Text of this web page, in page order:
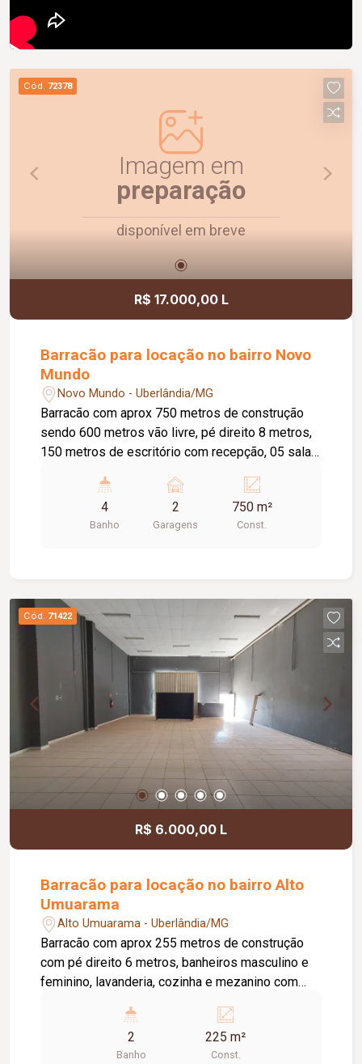
Cód. 72378
Imagem em
preparação
disponível em breve
R$ 17.000,00 L
Barracão para locação no bairro Novo
Mundo
Novo Mundo - Uberlândia/MG
Barracão com aprox 750 metros de construção
sendo 600 metros vão livre, pé direito 8 metros,
150 metros de escritório com recepção, 05 salas,
4
Banho
2
Garagens
750 m²
Const.
Cód. 71422
R$ 6.000,00 L
Barracão para locação no bairro Alto
Umuarama
Alto Umuarama - Uberlândia/MG
Barracão com aprox 255 metros de construção
com pé direito 6 metros, banheiros masculino e
feminino, lavanderia, cozinha e mezanino com
2
Banho
225 m²
Const.